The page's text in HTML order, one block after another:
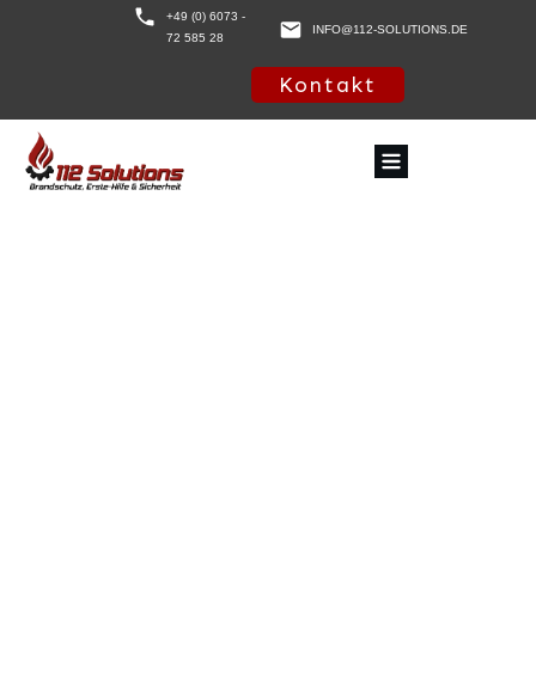
+49 (0) 6073 -
72 585 28
INFO@112-SOLUTIONS.DE
Kontakt